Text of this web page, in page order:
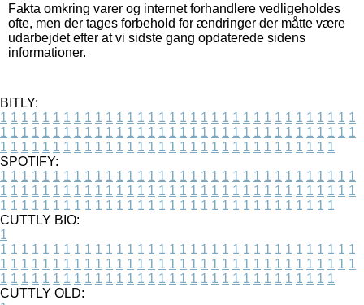
Fakta omkring varer og internet forhandlere vedligeholdes
ofte, men der tages forbehold for ændringer der måtte være
udarbejdet efter at vi sidste gang opdaterede sidens
informationer.
BITLY:
1 1 1 1 1 1 1 1 1 1 1 1 1 1 1 1 1 1 1 1 1 1 1 1 1 1 1 1 1 1 1 1 1 1
1 1 1 1 1 1 1 1 1 1 1 1 1 1 1 1 1 1 1 1 1 1 1 1 1 1 1 1 1 1 1 1 1 1
1 1 1 1 1 1 1 1 1 1 1 1 1 1 1 1 1 1 1 1 1 1 1 1 1 1 1 1 1 1 1 1
SPOTIFY:
1 1 1 1 1 1 1 1 1 1 1 1 1 1 1 1 1 1 1 1 1 1 1 1 1 1 1 1 1 1 1 1 1 1
1 1 1 1 1 1 1 1 1 1 1 1 1 1 1 1 1 1 1 1 1 1 1 1 1 1 1 1 1 1 1 1 1 1
1 1 1 1 1 1 1 1 1 1 1 1 1 1 1 1 1 1 1 1 1 1 1 1 1 1 1 1 1 1 1 1
CUTTLY BIO:
1
1 1 1 1 1 1 1 1 1 1 1 1 1 1 1 1 1 1 1 1 1 1 1 1 1 1 1 1 1 1 1 1 1 1
1 1 1 1 1 1 1 1 1 1 1 1 1 1 1 1 1 1 1 1 1 1 1 1 1 1 1 1 1 1 1 1 1 1
1 1 1 1 1 1 1 1 1 1 1 1 1 1 1 1 1 1 1 1 1 1 1 1 1 1 1 1 1 1 1 1
CUTTLY OLD: